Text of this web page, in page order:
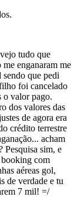
tudo que
enganaram me
que pedi
foi cancelado
o valor pago.
dos valores das
de agora era
crédito terrestre
acham
Pesquisa sim, e
booking com
aéreas gol,
de verdade e tu
7 mil! =/